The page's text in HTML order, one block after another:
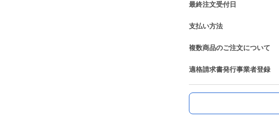
最終注文受付日
支払い方法
複数商品のご注文について
適格請求書発行事業者登録